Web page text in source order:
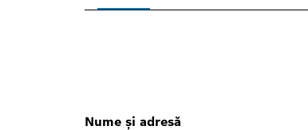
Nume şi adresă